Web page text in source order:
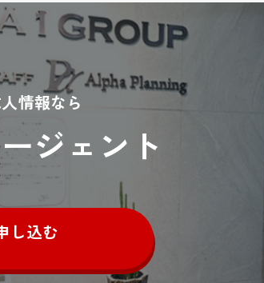
情報なら
ジェント
し込む